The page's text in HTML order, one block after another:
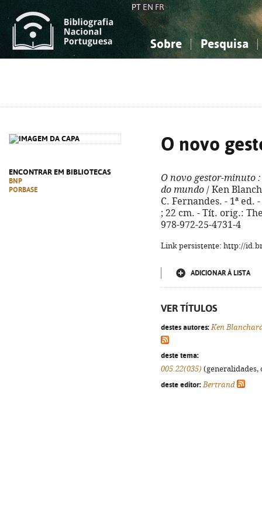
PT EN FR
Sobre Pesquisa
ENCONTRAR EM BIBLIOTECAS
BNP
PORBASE
O novo
O novo gestor-minuto
do mundo / Ken
C. Fernandes. - 1ª ed.
; 22 cm. - Tít. orig.:
978-972-25-4731-4
Link persistente: http://
ADICIONAR À LISTA
VER TÍTULOS
destes autores: Ken
deste tema:
005.22(035) (generalidades,
deste editor: Bertrand